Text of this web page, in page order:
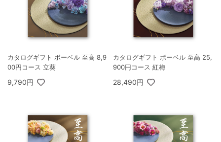
カタログギフト ボーベル 至高 8,9
00円コース 立葵
9,790円
カタログギフト ボーベル 至高 25,
900円コース 紅梅
28,490円